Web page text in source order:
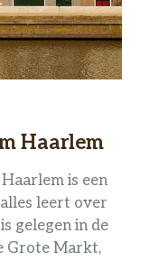
Haarlem
is een
leert over
gelegen in de
Grote Markt,